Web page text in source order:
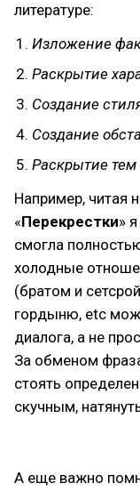
литературе:
Изложение
Раскрытие
Создание
Создание
Раскрытие тем
Например, читая
«Перекрестки»
смогла
холодные
(братом и
гордыню, etc
диалога, а не
За обменом
стоять
скучным,
А еще важно